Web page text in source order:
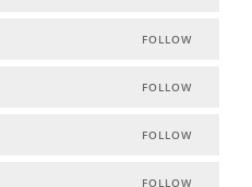
FOLLOW
FOLLOW
FOLLOW
FOLLOW